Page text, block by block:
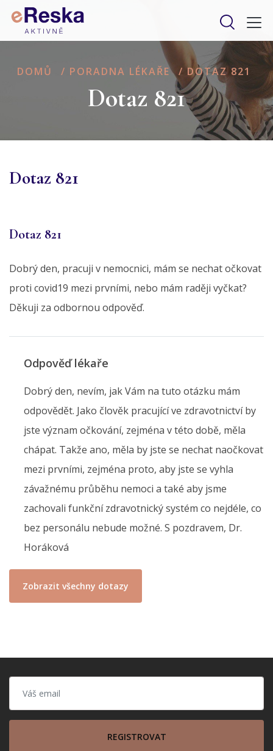
DOMŮ / PORADNA LÉKAŘE / DOTAZ 821
Dotaz 821
Dotaz 821
Dotaz 821
Dobrý den, pracuji v nemocnici, mám se nechat očkovat
proti covid19 mezi prvními, nebo mám raději vyčkat?
Děkuji za odbornou odpověď.
Odpověď lékaře
Dobrý den, nevím, jak Vám na tuto otázku mám
odpovědět. Jako člověk pracující ve zdravotnictví by
jste význam očkování, zejména v této době, měla
chápat. Takže ano, měla by jste se nechat naočkovat
mezi prvními, zejména proto, aby jste se vyhla
závažnému průběhu nemoci a také aby jsme
zachovali funkční zdravotnický systém co nejdéle, co
bez personálu nebude možné. S pozdravem, Dr.
Horáková
Zobrazit všechny dotazy
REGISTROVAT